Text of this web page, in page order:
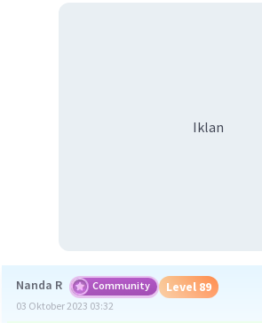
Iklan
Nanda R Community Level 89
03 Oktober 2023 03:32